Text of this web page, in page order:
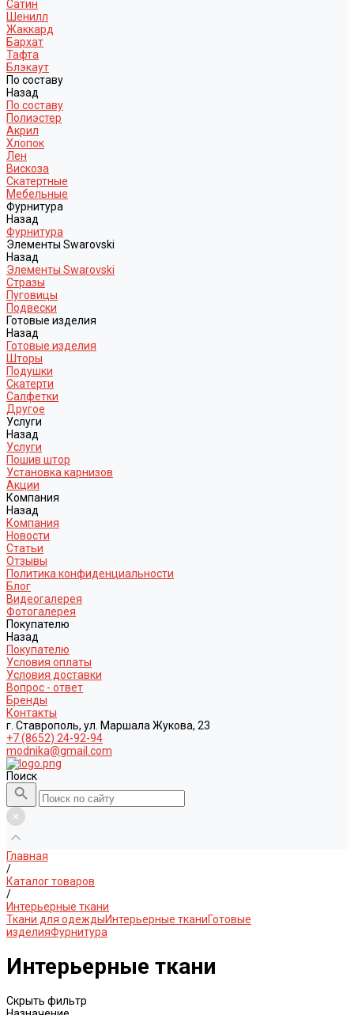
Сатин
Шенилл
Жаккард
Бархат
Тафта
Блэкаут
По составу
Назад
По составу
Полиэстер
Акрил
Хлопок
Лен
Вискоза
Скатертные
Мебельные
Фурнитура
Назад
Фурнитура
Элементы Swarovski
Назад
Элементы Swarovski
Стразы
Пуговицы
Подвески
Готовые изделия
Назад
Готовые изделия
Шторы
Подушки
Скатерти
Салфетки
Другое
Услуги
Назад
Услуги
Пошив штор
Установка карнизов
Акции
Компания
Назад
Компания
Новости
Статьи
Отзывы
Политика конфиденциальности
Блог
Видеогалерея
Фотогалерея
Покупателю
Назад
Покупателю
Условия оплаты
Условия доставки
Вопрос - ответ
Бренды
Контакты
г. Ставрополь, ул. Маршала Жукова, 23
+7 (8652) 24-92-94
modnika@gmail.com
Поиск
Главная
/
Каталог товаров
/
Интерьерные ткани
Ткани для одеждыИнтерьерные тканиГотовые
изделияФурнитура
Интерьерные ткани
Скрыть фильтр